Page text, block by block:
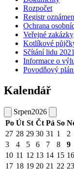
Rozpočet
Registr
Ochrana
Veřejné zakázky
Kotlíkové
Sčítání lidu 2021
Informace o
Povodňový
Kalendář
Srpen2026
Po Út St Čt Pá So
27 28 29 30 31 1
2
3
4 5 6 7 8
9
10 11 12 13 14 15 16
17 18 19 20 21 22 23